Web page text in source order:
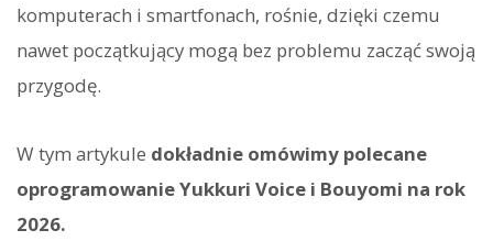
komputerach i smartfonach, rośnie, dzięki czemu
nawet początkujący mogą bez problemu zacząć swoją
przygodę.
W tym artykule dokładnie omówimy polecane
oprogramowanie Yukkuri Voice i Bouyomi na rok
2026.